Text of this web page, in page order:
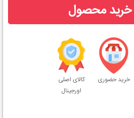
خرید محصول
خرید حضوری
کالای اصلی
اورجینال